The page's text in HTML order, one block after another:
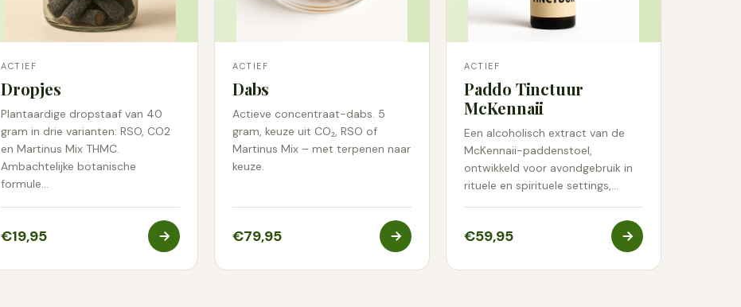
ACTIEF
Dropjes
Plantaardige dropstaaf van 40
gram in drie varianten: RSO, CO2
en Martinus Mix THMC.
Ambachtelijke botanische
formule…
€19,95
ACTIEF
Dabs
Actieve concentraat-dabs. 5
gram, keuze uit CO₂, RSO of
Martinus Mix – met terpenen naar
keuze.
€79,95
ACTIEF
Paddo Tinctuur
McKennaii
Een alcoholisch extract van de
McKennaii-paddenstoel,
ontwikkeld voor avondgebruik in
rituele en spirituele settings,…
€59,95